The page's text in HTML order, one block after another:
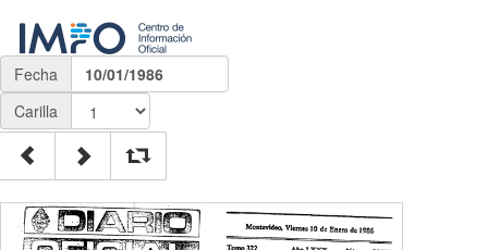
Fecha
10/01/1986
Carilla